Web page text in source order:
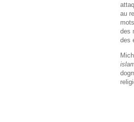
au
des
des